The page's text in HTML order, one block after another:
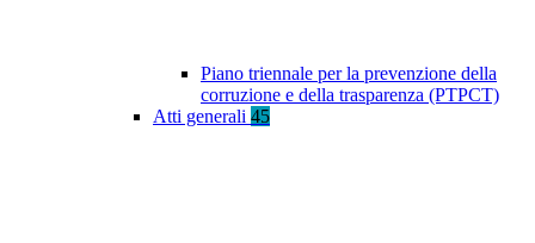
Piano triennale per la prevenzione della
corruzione e della trasparenza (PTPCT)
Atti generali 45